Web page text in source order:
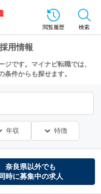
閲覧履歴 検索
用情報
です。マイナビ転職では、
件からも探せます。
年収 特徴
奈良県以外でも
同時に募集中の求人